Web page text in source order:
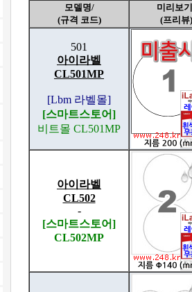
모델명/
(규격 코드)
미리보
(프리뷰)
501
아이라벨
CL501MP
[Lbm 라벨몰]
[스마트스토어]
비트몰 CL501MP
아이라벨
CL502
-
[스마트스토어]
CL502MP